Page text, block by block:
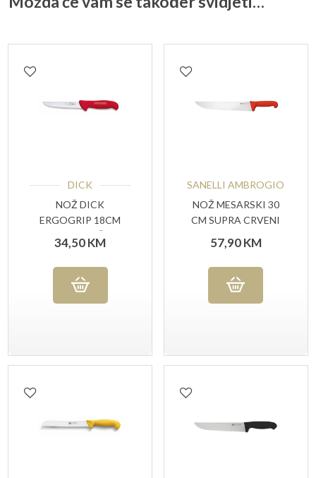
DICK
NOŽ DICK
ERGOGRIP 18CM
CRVENA RUČKA
34,50KM
SANELLI AMBROGIO
NOŽ MESARSKI 30
CM SUPRA CRVENI
57,90KM